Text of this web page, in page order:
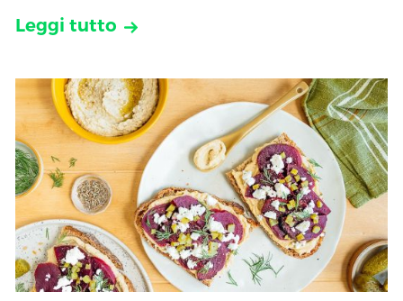
Leggi tutto